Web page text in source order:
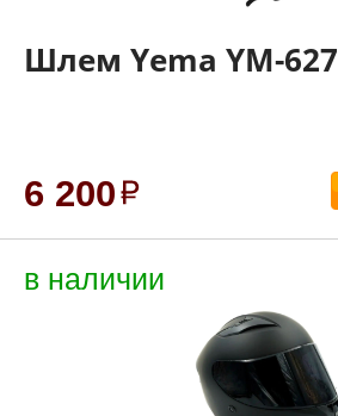
Шлем Yema YM-627
6 200
в наличии